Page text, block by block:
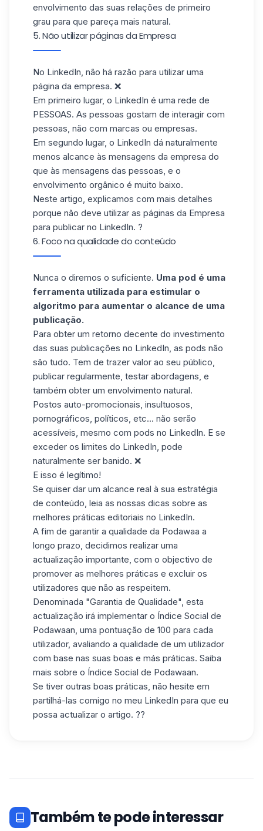
envolvimento das suas relações de primeiro
grau para que pareça mais natural.
5. Não utilizar páginas da Empresa
No LinkedIn, não há razão para utilizar uma
página da empresa. ❌
Em primeiro lugar, o LinkedIn é uma rede de
PESSOAS. As pessoas gostam de interagir com
pessoas, não com marcas ou empresas.
Em segundo lugar, o LinkedIn dá naturalmente
menos alcance às mensagens da empresa do
que às mensagens das pessoas, e o
envolvimento orgânico é muito baixo.
Neste artigo, explicamos com mais detalhes
porque não deve utilizar as páginas da Empresa
para publicar no LinkedIn. ?
6. Foco na qualidade do conteúdo
Nunca o diremos o suficiente. Uma pod é uma
ferramenta utilizada para estimular o
algoritmo para aumentar o alcance de uma
publicação.
Para obter um retorno decente do investimento
das suas publicações no LinkedIn, as pods não
são tudo. Tem de trazer valor ao seu público,
publicar regularmente, testar abordagens, e
também obter um envolvimento natural.
Postos auto-promocionais, insultuosos,
pornográficos, políticos, etc... não serão
acessíveis, mesmo com pods no LinkedIn. E se
exceder os limites do LinkedIn, pode
naturalmente ser banido. ❌
E isso é legítimo!
Se quiser dar um alcance real à sua estratégia
de conteúdo, leia as nossas dicas sobre as
melhores práticas editoriais no LinkedIn.
A fim de garantir a qualidade da Podawaa a
longo prazo, decidimos realizar uma
actualização importante, com o objectivo de
promover as melhores práticas e excluir os
utilizadores que não as respeitem.
Denominada "Garantia de Qualidade", esta
actualização irá implementar o Índice Social de
Podawaan, uma pontuação de 100 para cada
utilizador, avaliando a qualidade de um utilizador
com base nas suas boas e más práticas. Saiba
mais sobre o Índice Social de Podawaan.
Se tiver outras boas práticas, não hesite em
partilhá-las comigo no meu LinkedIn para que eu
possa actualizar o artigo. ??
Também te pode interessar